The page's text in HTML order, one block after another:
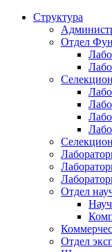
Структура
Отдел
Отдел
Отдел